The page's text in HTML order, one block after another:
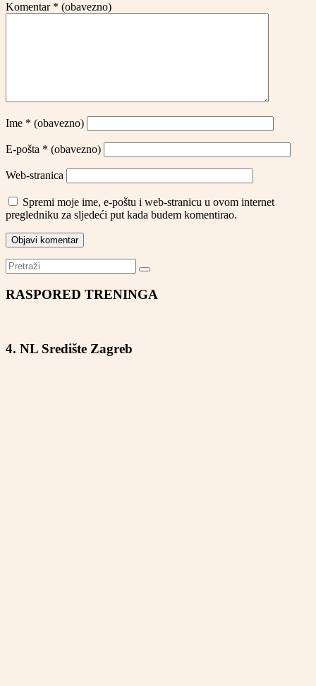
Komentar * (obavezno)
Ime * (obavezno)
E-pošta * (obavezno)
Web-stranica
Spremi moje ime, e-poštu i web-stranicu u ovom internet
pregledniku za sljedeći put kada budem komentirao.
RASPORED TRENINGA
4. NL Središte Zagreb